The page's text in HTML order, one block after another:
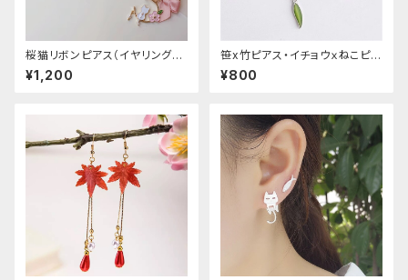
桜猫リボンピアス（イヤリング変
更可能
¥1,200
笹x竹ピアス・イチョウｘねこピア
ス
¥800